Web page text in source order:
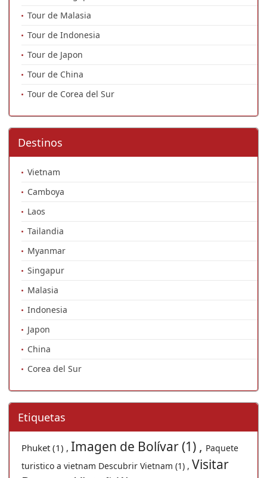
Tour de Malasia
Tour de Indonesia
Tour de Japon
Tour de China
Tour de Corea del Sur
Destinos
Vietnam
Camboya
Laos
Tailandia
Myanmar
Singapur
Malasia
Indonesia
Japon
China
Corea del Sur
Etiquetas
Phuket (1) , Imagen de Bolívar (1) , Paquete
turistico a vietnam Descubrir Vietnam (1) , Visitar